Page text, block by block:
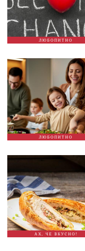
ЛЮБОПИТНО
ЛЮБОПИТНО
АХ, ЧЕ ВКУСНО!